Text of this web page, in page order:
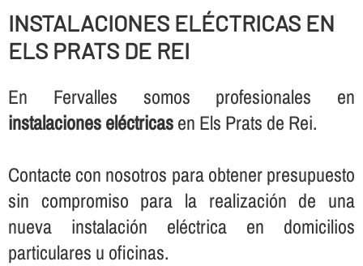
INSTALACIONES ELÉCTRICAS EN
ELS PRATS DE REI
En Fervalles somos profesionales en
instalaciones eléctricasen Els Prats de Rei.
Contacte con nosotros para obtener presupuesto
sin compromiso para la realización de una
nueva instalación eléctrica en domicilios
particulares u oficinas.